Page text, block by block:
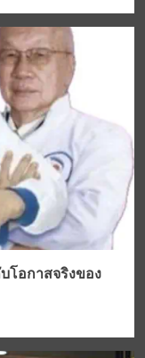
โอกาสจริงของ